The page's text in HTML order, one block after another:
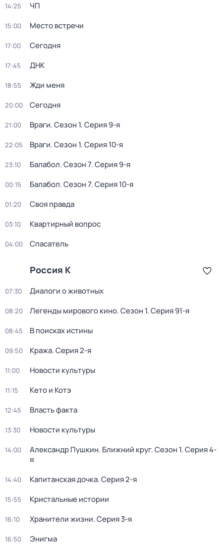
14:25 ЧП
15:00 Место встречи
17:00 Сегодня
17:45 ДНК
18:55 Жди меня
20:00 Сегодня
21:00 Враги. Сезон 1. Серия 9-я
22:05 Враги. Сезон 1. Серия 10-я
23:10 Балабол. Сезон 7. Серия 9-я
00:15 Балабол. Сезон 7. Серия 10-я
01:20 Своя правда
03:10 Квартирный вопрос
04:00 Спасатель
Россия К
07:30 Диалоги о животных
08:20 Легенды мирового кино. Сезон 1. Серия 91-я
08:45 В поисках истины
09:50 Кража. Серия 2-я
11:00 Новости культуры
11:15 Кето и Котэ
12:45 Власть факта
13:30 Новости культуры
14:00 Александр Пушкин. Ближний круг. Сезон 1. Серия 4-
я
14:40 Капитанская дочка. Серия 2-я
15:55 Кристальные истории
16:10 Хранители жизни. Серия 3-я
16:50 Энигма